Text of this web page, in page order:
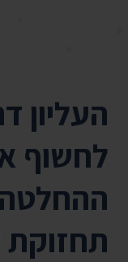
העליון
לחשוף
תחזוקת